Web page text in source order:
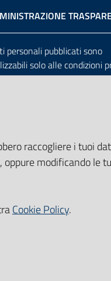
personali pubblicati sono
solo alle condizioni
direttiva comunitaria
raccogliere i tuoi
, oppure modificando le
Cookie Policy.